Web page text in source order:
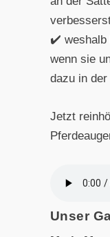
✔️ weshalb
wenn sie
dazu in
Jetzt
Unser